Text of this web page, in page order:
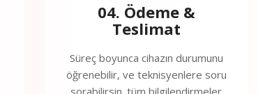
04. Ödeme &
Teslimat
Süreç boyunca cihazın durumunu
öğrenebilir, ve teknisyenlere soru
sorabilirsin. tüm bilgilendirmeler